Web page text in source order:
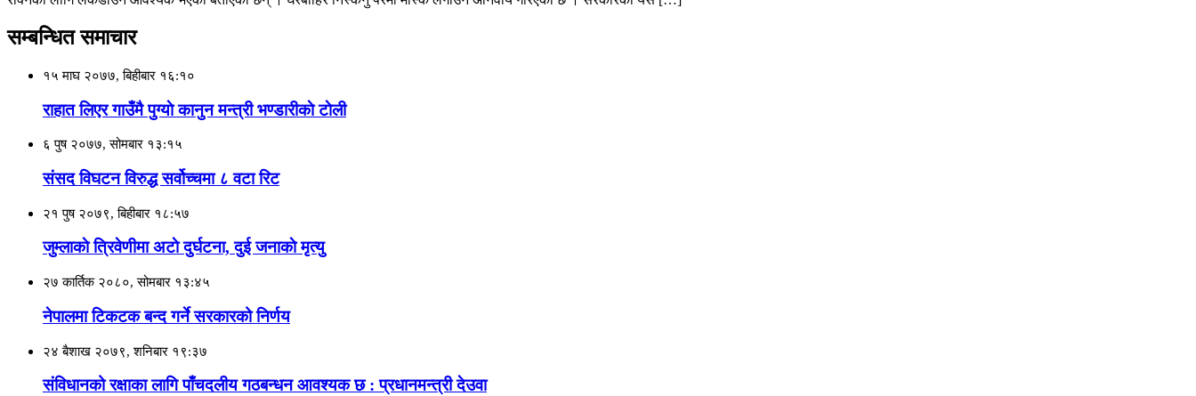
सम्बन्धित समाचार
१५ माघ २०७७, बिहीबार १६:१०
राहात लिएर गाउँमै पुग्याे कानुन मन्त्री भण्डारीकाे टाेली
६ पुष २०७७, सोमबार १३:१५
संसद विघटन विरुद्ध सर्वोच्चमा ८ वटा रिट
२१ पुष २०७९, बिहीबार १८:५७
जुम्लाकाे त्रिवेणीमा अटाे दुर्घटना, दुई जनाकाे मृत्यु
२७ कार्तिक २०८०, सोमबार १३:४५
नेपालमा टिकटक बन्द गर्ने सरकारको निर्णय
२४ बैशाख २०७९, शनिबार १९:३७
संविधानको रक्षाका लागि पाँचदलीय गठबन्धन आवश्यक छ : प्रधानमन्त्री देउवा